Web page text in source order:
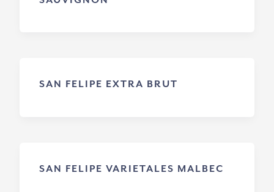
SAN FELIPE EXTRA BRUT
SAN FELIPE VARIETALES MALBEC